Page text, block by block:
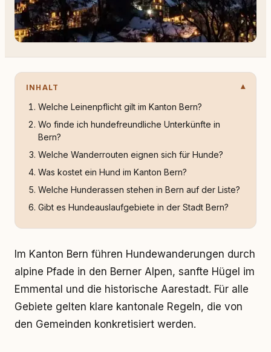
INHALT
Welche Leinenpflicht gilt im Kanton Bern?
Wo finde ich hundefreundliche Unterkünfte in
Bern?
Welche Wanderrouten eignen sich für Hunde?
Was kostet ein Hund im Kanton Bern?
Welche Hunderassen stehen in Bern auf der Liste?
Gibt es Hundeauslaufgebiete in der Stadt Bern?
Im Kanton Bern führen Hundewanderungen durch
alpine Pfade in den Berner Alpen, sanfte Hügel im
Emmental und die historische Aarestadt. Für alle
Gebiete gelten klare kantonale Regeln, die von
den Gemeinden konkretisiert werden.